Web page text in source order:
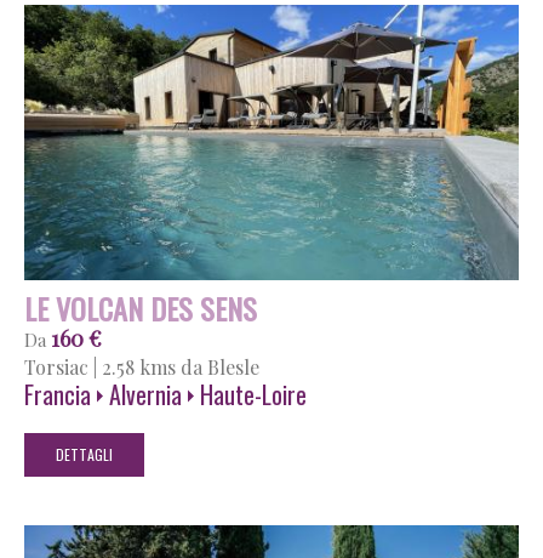
LE VOLCAN DES SENS
Da 160 €
Torsiac 2.58 kms da Blesle
Francia Alvernia Haute-Loire
DETTAGLI